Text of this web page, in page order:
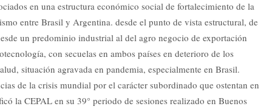
en una estructura económico social de fortalecimiento de la
entre Brasil y Argentina. desde el punto de vista estructural, de
un predominio industrial al del agro negocio de exportación
con secuelas en ambos países en deterioro de los
situación agravada en pandemia, especialmente en Brasil.
de la crisis mundial por el carácter subordinado que ostentan en
la CEPAL en su 39° periodo de sesiones realizado en Buenos